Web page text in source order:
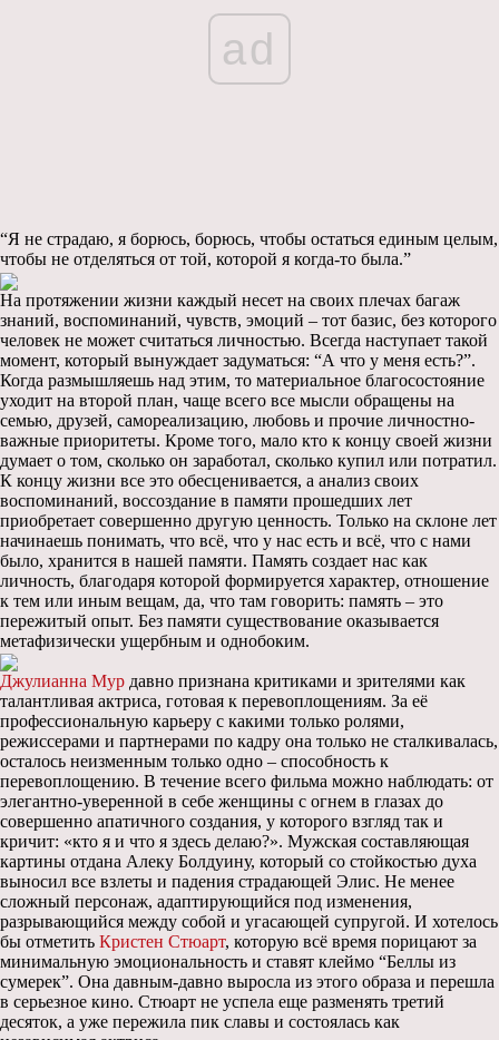
ad
“Я не страдаю, я борюсь, борюсь, чтобы остаться единым целым,
чтобы не отделяться от той, которой я когда-то была.”
На протяжении жизни каждый несет на своих плечах багаж
знаний, воспоминаний, чувств, эмоций – тот базис, без которого
человек не может считаться личностью. Всегда наступает такой
момент, который вынуждает задуматься: “А что у меня есть?”.
Когда размышляешь над этим, то материальное благосостояние
уходит на второй план, чаще всего все мысли обращены на
семью, друзей, самореализацию, любовь и прочие личностно-
важные приоритеты. Кроме того, мало кто к концу своей жизни
думает о том, сколько он заработал, сколько купил или потратил.
К концу жизни все это обесценивается, а анализ своих
воспоминаний, воссоздание в памяти прошедших лет
приобретает совершенно другую ценность. Только на склоне лет
начинаешь понимать, что всё, что у нас есть и всё, что с нами
было, хранится в нашей памяти. Память создает нас как
личность, благодаря которой формируется характер, отношение
к тем или иным вещам, да, что там говорить: память – это
пережитый опыт. Без памяти существование оказывается
метафизически ущербным и однобоким.
Джулианна Мур давно признана критиками и зрителями как
талантливая актриса, готовая к перевоплощениям. За её
профессиональную карьеру с какими только ролями,
режиссерами и партнерами по кадру она только не сталкивалась,
осталось неизменным только одно – способность к
перевоплощению. В течение всего фильма можно наблюдать: от
элегантно-уверенной в себе женщины с огнем в глазах до
совершенно апатичного создания, у которого взгляд так и
кричит: «кто я и что я здесь делаю?». Мужская составляющая
картины отдана Алеку Болдуину, который со стойкостью духа
выносил все взлеты и падения страдающей Элис. Не менее
сложный персонаж, адаптирующийся под изменения,
разрывающийся между собой и угасающей супругой. И хотелось
бы отметить Кристен Стюарт, которую всё время порицают за
минимальную эмоциональность и ставят клеймо “Беллы из
сумерек”. Она давным-давно выросла из этого образа и перешла
в серьезное кино. Стюарт не успела еще разменять третий
десяток, а уже пережила пик славы и состоялась как